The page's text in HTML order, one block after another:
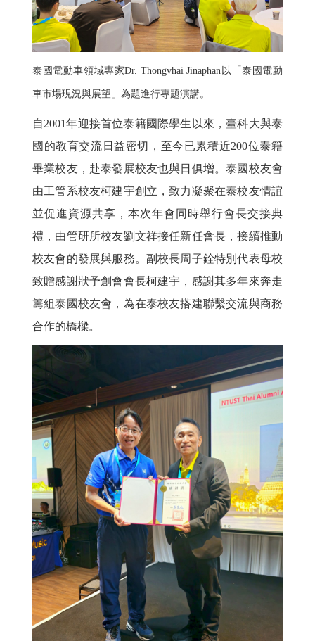
泰國電動車領域專家Dr. Thongvhai Jinaphan 以「泰國電動
車市場現況與展望」為題進行專題演講。
自2001年迎接首位泰籍國際學生以來，臺科大與泰
國的教育交流日益密切，至今已累積近200位泰籍
畢業校友，赴泰發展校友也與日俱增。泰國校友會
由工管系校友柯建宇創立，致力凝聚在泰校友情誼
並促進資源共享，本次年會同時舉行會長交接典
禮，由管研所校友劉文祥接任新任會長，接續推動
校友會的發展與服務。副校長周子銓特別代表母校
致贈感謝狀予創會會長柯建宇，感謝其多年來奔走
籌組泰國校友會，為在泰校友搭建聯繫交流與商務
合作的橋樑。